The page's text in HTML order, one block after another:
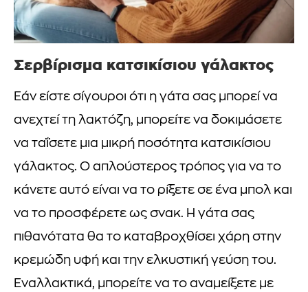
Σερβίρισμα κατσικίσιου γάλακτος
Εάν είστε σίγουροι ότι η γάτα σας μπορεί να
ανεχτεί τη λακτόζη, μπορείτε να δοκιμάσετε
να ταΐσετε μια μικρή ποσότητα κατσικίσιου
γάλακτος. Ο απλούστερος τρόπος για να το
κάνετε αυτό είναι να το ρίξετε σε ένα μπολ και
να το προσφέρετε ως σνακ. Η γάτα σας
πιθανότατα θα το καταβροχθίσει χάρη στην
κρεμώδη υφή και την ελκυστική γεύση του.
Εναλλακτικά, μπορείτε να το αναμείξετε με